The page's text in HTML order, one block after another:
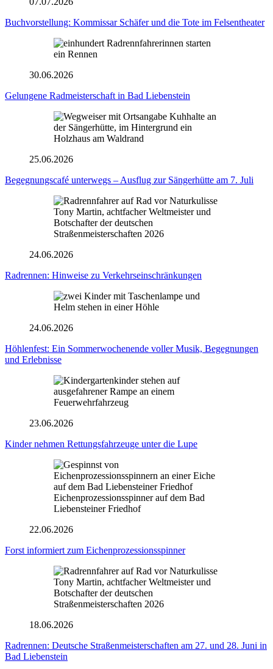
Buchvorstellung: Kommissar Schäfer und die Tote im Felsentheater
30.06.2026
Gelungene Radmeisterschaft in Bad Liebenstein
25.06.2026
Begegnungscafé unterwegs – Ausflug zur Sängerhütte am 7. Juli
Tony Martin, achtfacher Weltmeister und
Botschafter der deutschen
Straßenmeisterschaften 2026
24.06.2026
Radrennen: Hinweise zu Verkehrseinschränkungen
24.06.2026
Höhlenfest: Ein Sommerwochenende voller Musik, Begegnungen
und Erlebnisse
23.06.2026
Kinder nehmen Rettungsfahrzeuge unter die Lupe
Eichenprozessionsspinner auf dem Bad
Liebensteiner Friedhof
22.06.2026
Forst informiert zum Eichenprozessionsspinner
Tony Martin, achtfacher Weltmeister und
Botschafter der deutschen
Straßenmeisterschaften 2026
18.06.2026
Radrennen: Deutsche Straßenmeisterschaften am 27. und 28. Juni in
Bad Liebenstein